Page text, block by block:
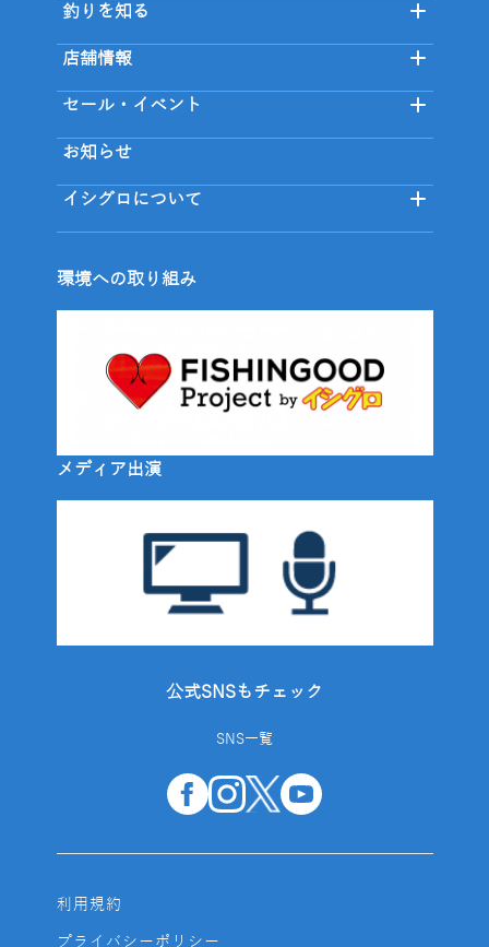
釣りを知る
店舗情報
セール・イベント
お知らせ
イシグロについて
環境への取り組み
メディア出演
公式SNSもチェック
SNS一覧
利用規約
プライバシーポリシー